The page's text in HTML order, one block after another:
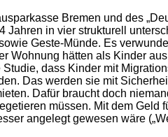
Bremen und des
Jahren in vier strukturell
Geste-Münde. Es
Wohnung hätten als Kinder
dass Kinder mit
Das werden sie mit
Dafür braucht doch
müssen. Mit dem
angelegt gewesen wäre